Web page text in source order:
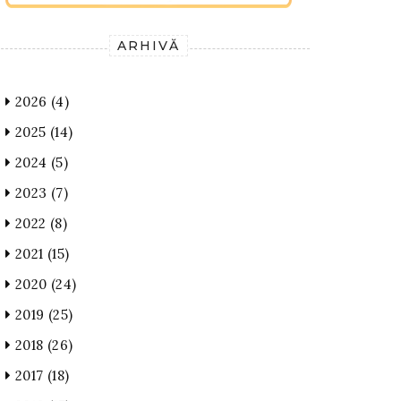
ARHIVĂ
2026 (4)
2025 (14)
2024 (5)
2023 (7)
2022 (8)
2021 (15)
2020 (24)
2019 (25)
2018 (26)
2017 (18)